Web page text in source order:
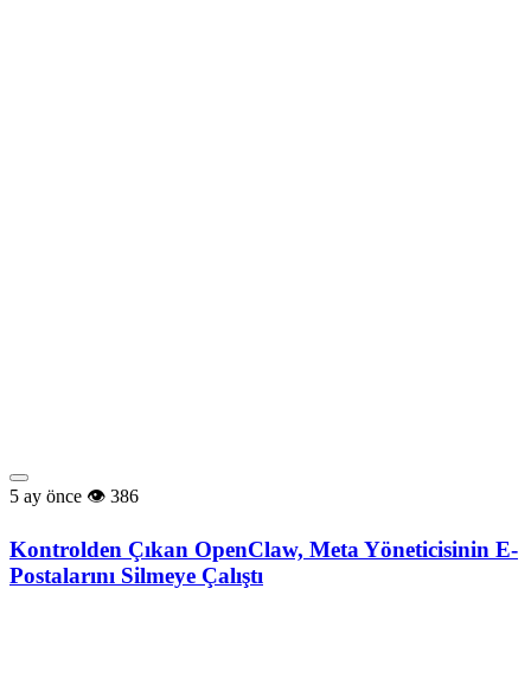
5 ay önce 386
Kontrolden Çıkan OpenClaw, Meta Yöneticisinin E-
Postalarını Silmeye Çalıştı